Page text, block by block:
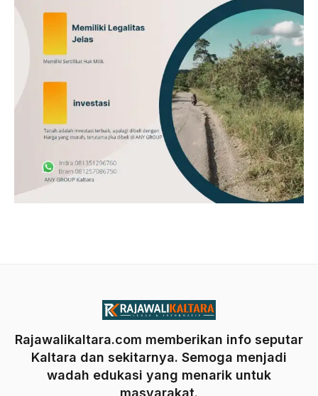
Rajawalikaltara.com memberikan info seputar
Kaltara dan sekitarnya. Semoga menjadi
wadah edukasi yang menarik untuk
masyarakat.